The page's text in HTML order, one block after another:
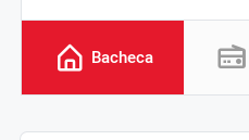
Bacheca